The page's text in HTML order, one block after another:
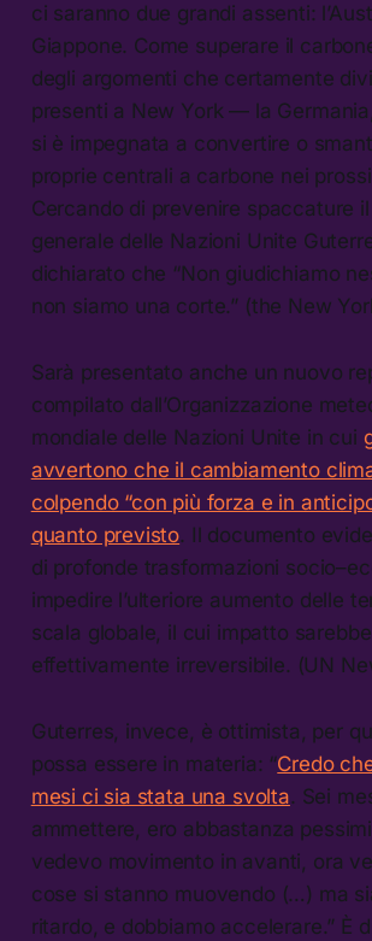
ci saranno due grandi assenti:
Giappone. Come superare il
degli argomenti che certamente
presenti a New York — la
si è impegnata a convertire o
proprie centrali a carbone nei
Cercando di prevenire spaccature
generale delle Nazioni Unite
dichiarato che “Non giudichiamo
non siamo una corte.” (the New
Sarà presentato anche un nuovo
compilato dall’Organizzazione
mondiale delle Nazioni Unite in cui
avvertono che il cambiamento
colpendo “con più forza e in
quanto previsto. Il documento
di profonde trasformazioni
impedire l’ulteriore aumento delle
scala globale, il cui impatto sarebbe
effettivamente irreversibile. (UN
Guterres, invece, è ottimista, per
possa essere in materia: “Credo
mesi ci sia stata una svolta. Sei
ammettere, ero abbastanza
vedevo movimento in avanti, ora
cose si stanno muovendo (…) ma
ritardo, e dobbiamo accelerare.” È